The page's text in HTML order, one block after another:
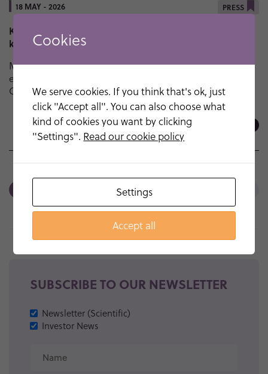
18 MAY - 2026 PRESS
Kommuniké från extra bolagsstämma (tillika första
kontrollstämma) i Monivent AB (publ)
Monivent AB (publ) (”Bolaget”) avhöll den 18 maj 2026
extra bolagsstämma (tillika första kontrollstämma) i
Göteborg. Vid stämman…
SUBSCRIBE TO OUR NEWSLETTER
Newsletter (Scientific)
Investor News
Cookies
We serve cookies. If you think that's ok, just
click "Accept all". You can also choose what
kind of cookies you want by clicking
"Settings". Read our cookie policy
Settings
Accept all